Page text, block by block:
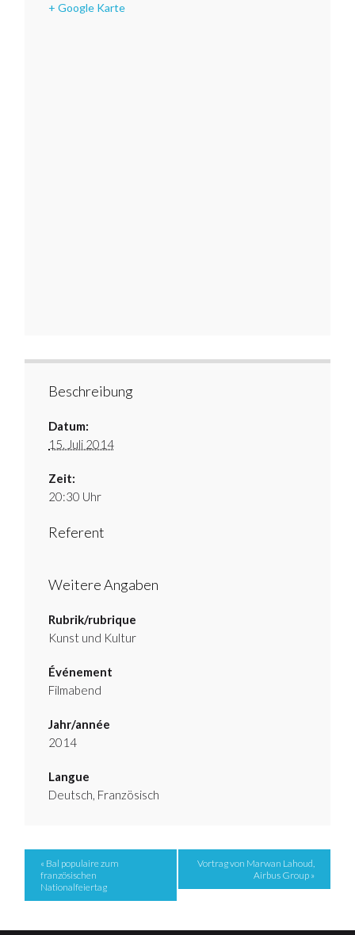
+ Google Karte
Beschreibung
Datum:
15. Juli 2014
Zeit:
20:30 Uhr
Referent
Weitere Angaben
Rubrik/rubrique
Kunst und Kultur
Événement
Filmabend
Jahr/année
2014
Langue
Deutsch, Französisch
Event
Navigation
« Bal populaire zum
französischen
Nationalfeiertag
Vortrag von Marwan Lahoud,
Airbus Group »